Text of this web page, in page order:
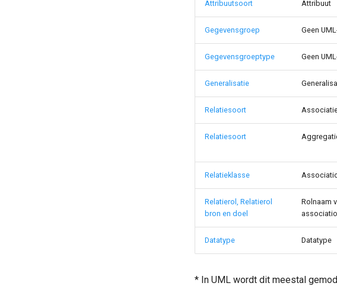
Attribuutsoort Attribuut
Gegevensgroep Geen
Gegevensgroeptype Geen
Generalisatie
Relatiesoort
Relatiesoort
Relatieklasse
Relatierol, Relatierol
bron en doel
Rolnaam
Datatype Datatype
* In UML wordt dit meestal